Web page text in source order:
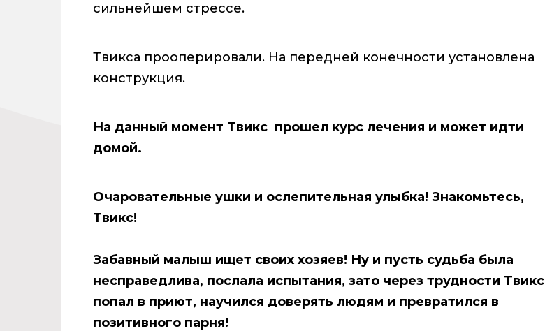
сильнейшем стрессе.
Твикса прооперировали. На передней конечности установлена
конструкция.
На данный момент Твикс прошел курс лечения и может идти
домой.
Очаровательные ушки и ослепительная улыбка! Знакомьтесь,
Твикс!
Забавный малыш ищет своих хозяев! Ну и пусть судьба была
несправедлива, послала испытания, зато через трудности Твикс
попал в приют, научился доверять людям и превратился в
позитивного парня!